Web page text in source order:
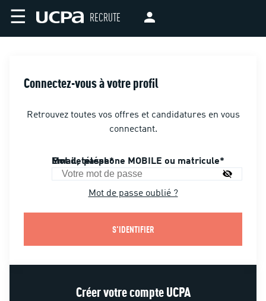
☰ RECRUTE
Connectez-vous à votre profil
Retrouvez toutes vos offres et candidatures en vous
connectant.
Email, téléphone MOBILE ou matricule
Mot de passe
Mot de passe oublié ?
S'IDENTIFIER
Créer votre compte UCPA